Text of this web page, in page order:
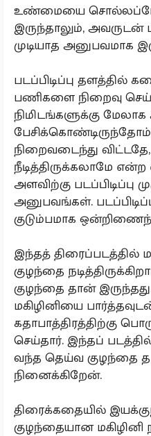
உண்மையை
இருந்தாலும், அவருடன்
முடியாத அனுபவமாக
படப்பிடிப்பு தளத்தில்
பணிகளை நிறைவு
நிமிடங்களுக்கு
பேசிக்கொண்டிருந்தோம்.
நிறைவடைந்து
நீடித்திருக்கலாமே
அளவிற்கு
அனுபவங்கள்.
குடும்பமாக
இந்தத் திரைப்படத்தில்
குழந்தை
குழந்தை தான்
மகிழினியை
கதாபாத்திரத்திற்கு
செய்தார். இந்தப்
வந்த தெய்வ குழந்தை
நினைக்கிறேன்.
திரைக்கதையில்
குழந்தையான மகிழினி